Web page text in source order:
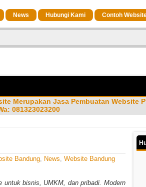
News Hubungi Kami Contoh
Merupakan Jasa Pembuatan Website
081323023200
Bandung News Website Bandung
untuk bisnis, UMKM, dan pribadi. Modern